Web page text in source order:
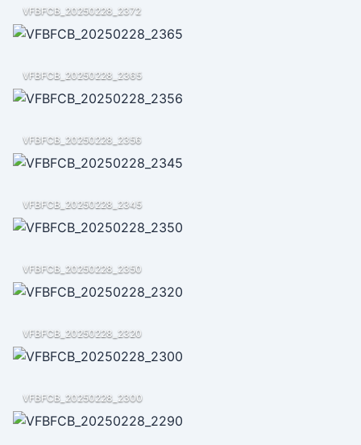
VFBFCB_20250228_2372
VFBFCB_20250228_2365
VFBFCB_20250228_2356
VFBFCB_20250228_2345
VFBFCB_20250228_2350
VFBFCB_20250228_2320
VFBFCB_20250228_2300